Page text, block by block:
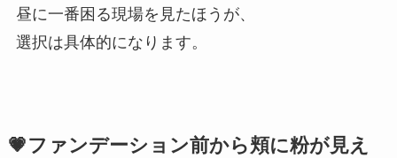
昼に一番困る現場を見たほうが、
選択は具体的になります。
💗ファンデーション前から頬に粉が見え